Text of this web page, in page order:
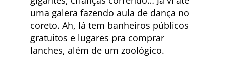
uma galera fazendo aula de dança no
coreto. Ah, lá tem banheiros públicos
gratuitos e lugares pra comprar
lanches, além de um zoológico.